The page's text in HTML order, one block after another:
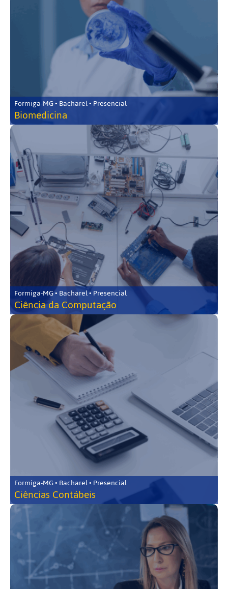
Formiga-MG • Bacharel • Presencial
Biomedicina
Formiga-MG • Bacharel • Presencial
Ciência da Computação
Formiga-MG • Bacharel • Presencial
Ciências Contábeis